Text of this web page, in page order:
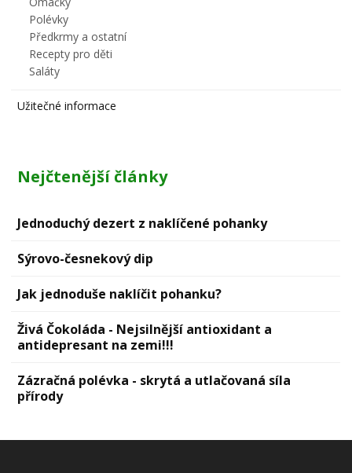
Polévky
Předkrmy a ostatní
Recepty pro děti
Saláty
Užitečné informace
Nejčtenější články
Jednoduchý dezert z naklíčené pohanky
Sýrovо-česnekový dip
Jak jednoduše naklíčit pohanku?
Živá Čokoláda - Nejsilnější antioxidant a
antidepresant na zemi!!!
Zázračná polévka - skrytá a utlačovaná síla
přírody